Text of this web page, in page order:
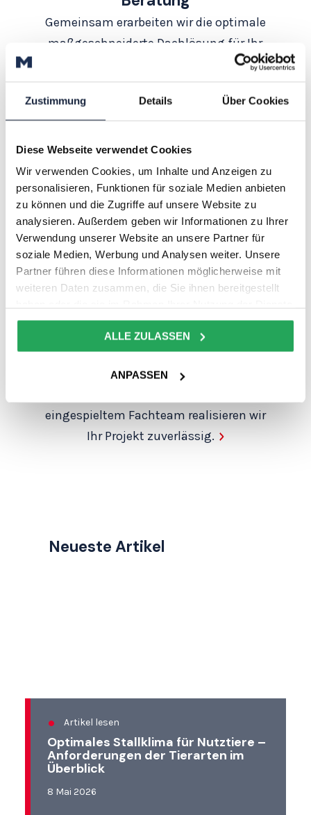
Zustimmung Details Über Cookies
Diese Webseite verwendet Cookies
Wir verwenden Cookies, um Inhalte und Anzeigen zu
personalisieren, Funktionen für soziale Medien anbieten
zu können und die Zugriffe auf unsere Website zu
analysieren. Außerdem geben wir Informationen zu Ihrer
Verwendung unserer Website an unsere Partner für
soziale Medien, Werbung und Analysen weiter. Unsere
Partner führen diese Informationen möglicherweise mit
weiteren Daten zusammen, die Sie ihnen bereitgestellt
gesammelt haben.
ALLE ZULASSEN
ANPASSEN
Gemeinsam erarbeiten wir die optimale
maßgeschneiderte Dachlösung für Ihr
Vorbereitung
Wir bieten volle Unterstützung bei
Planung, Genehmigung und
Baustellenlogistik.
Ausführung
eingespieltem Fachteam realisieren wir
Ihr Projekt zuverlässig.
Neueste Artikel
Artikel lesen
Optimales Stallklima für Nutztiere –
Anforderungen der Tierarten im
Überblick
8 Mai 2026